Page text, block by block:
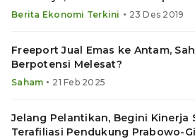
Berita Ekonomi Terkini • 23 Des 2019
Freeport Jual Emas ke Antam,
Berpotensi Melesat?
Saham • 21 Feb 2025
Jelang Pelantikan, Begini Kinerja
Terafiliasi Pendukung Prabowo-